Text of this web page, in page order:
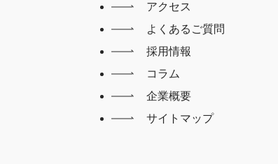
アクセス
よくあるご質問
採用情報
コラム
企業概要
サイトマップ